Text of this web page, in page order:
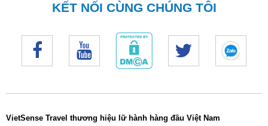
KẾT NỐI CÙNG CHÚNG TÔI
VietSense Travel thương hiệu lữ hành hàng đầu Việt Nam